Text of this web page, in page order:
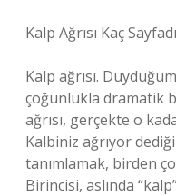
Kalp Ağrısı Kaç
Kalp ağrısı.
çoğunlukla dramatik
ağrısı, gerçekte o
Kalbiniz ağrıyor
tanımlamak, birden
Birincisi, aslında